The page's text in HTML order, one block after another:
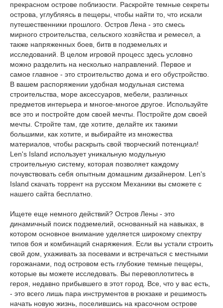
прекрасном острове поблизости. Раскройте темные секреты
острова, углубляясь в пещеры, чтобы найти то, что искали
путешественники прошлого. Остров Лена - это смесь
мирного строительства, сельского хозяйства и ремесел, а
также напряженных боев, битв в подземельях и
исследований. В целом игровой процесс здесь условно
можно разделить на несколько направлений. Первое и
самое главное - это строительство дома и его обустройство.
В вашем распоряжении удобная модульная система
строительства, море аксессуаров, мебели, различных
предметов интерьера и многое-многое другое. Используйте
все это и постройте дом своей мечты. Постройте дом своей
мечты. Стройте там, где хотите, делайте их такими
большими, как хотите, и выбирайте из множества
материалов, чтобы раскрыть свой творческий потенциал!
Len's Island использует уникальную модульную
строительную систему, которая позволяет каждому
почувствовать себя опытным домашним дизайнером. Len's
Island скачать торрент на русском Механики вы сможете с
нашего сайта бесплатно.
Ищете еще немного действий? Остров Лены - это
динамичный поиск подземелий, основанный на навыках, в
котором основное внимание уделяется широкому спектру
типов боя и комбинаций снаряжения. Если вы устали строить
свой дом, ухаживать за посевами и встречаться с местными
горожанами, под островом есть глубокие темные пещеры,
которые вы можете исследовать. Вы перевоплотитесь в
героя, недавно прибывшего в этот город. Все, что у вас есть,
- это всего лишь пара инструментов в рюкзаке и решимость
начать новую жизнь, поселившись на красочном острове